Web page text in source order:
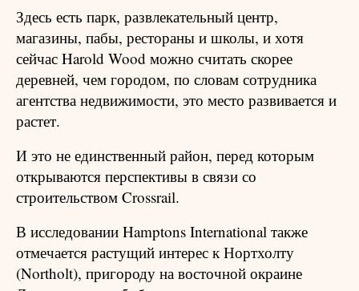
Здесь есть парк, развлекательный центр,
магазины, пабы, рестораны и школы, и хотя
сейчас Harold Wood можно считать скорее
деревней, чем городом, по словам сотрудника
агентства недвижимости, это место развивается и
растет.
И это не единственный район, перед которым
открываются перспективы в связи со
строительством Crossrail.
В исследовании Hamptons International также
отмечается растущий интерес к Нортхолту
(Northolt), пригороду на восточной окраине